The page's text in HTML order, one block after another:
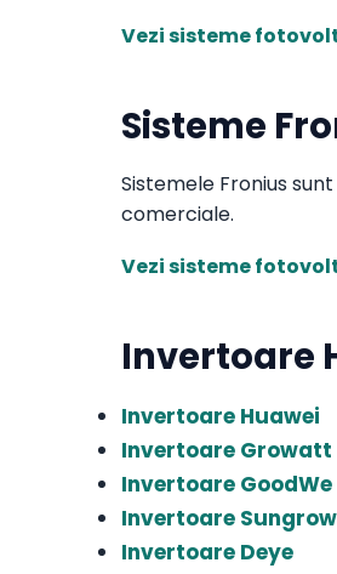
Vezi sisteme
Sisteme
Sistemele Fronius
comerciale.
Vezi sisteme
Invertoare
Invertoare Huawei
Invertoare Growatt
Invertoare GoodWe
Invertoare Sungrow
Invertoare Deye